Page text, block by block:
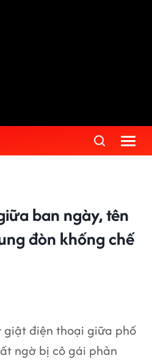
ban ngày, tên
đòn khống chế
điện thoại giữa phố
ngờ bị cô gái phản